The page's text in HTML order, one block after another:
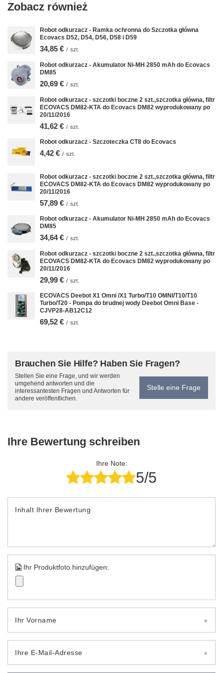
Zobacz również
Robot odkurzacz - Ramka ochronna do Szczotka główna
Ecovacs D52, D54, D56, D58 i D59
34,85 € / szt.
Robot odkurzacz - Akumulator Ni-MH 2850 mAh do Ecovacs
DM85
20,69 € / szt.
Robot odkurzacz - szczotki boczne 2 szt.,szczotka główna, filtr
ECOVACS DM82-KTA do Ecovacs DM82 wyprodukowany po
20/11/2016
41,62 € / szt.
Robot odkurzacz - Szczoteczka CT8 do Ecovacs
4,42 € / szt.
Robot odkurzacz - szczotki boczne 2 szt.,szczotka główna, filtr
ECOVACS DM82-KTA do Ecovacs DM82 wyprodukowany po
20/11/2016
57,89 € / szt.
Robot odkurzacz - Akumulator Ni-MH 2850 mAh do Ecovacs
DM85
34,64 € / szt.
Robot odkurzacz - szczotki boczne 2 szt.,szczotka główna, filtr
ECOVACS DM82-KTA do Ecovacs DM82 wyprodukowany po
20/11/2016
29,99 € / szt.
ECOVACS Deebot X1 Omni /X1 Turbo/T10 OMNI/T10/T10
Turbo/T20 - Pompa do brudnej wody Deebot Omni Base -
CJVP28-AB12C12
69,52 € / szt.
Brauchen Sie Hilfe? Haben Sie Fragen?
Stellen Sie eine Frage, und wir werden
umgehend antworten und die
interessantesten Fragen und Antworten für
andere veröffentlichen.
Stelle eine Frage
Ihre Bewertung schreiben
Ihre Note:
5/5
Inhalt Ihrer Bewertung
Ihr Produktfoto hinzufügen:
Ihr Vorname
Ihre E-Mail-Adresse